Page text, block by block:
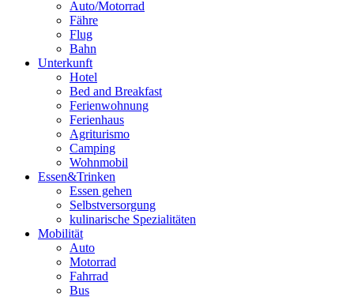
Auto/Motorrad
Fähre
Flug
Bahn
Unterkunft
Hotel
Bed and Breakfast
Ferienwohnung
Ferienhaus
Agriturismo
Camping
Wohnmobil
Essen&Trinken
Essen gehen
Selbstversorgung
kulinarische Spezialitäten
Mobilität
Auto
Motorrad
Fahrrad
Bus